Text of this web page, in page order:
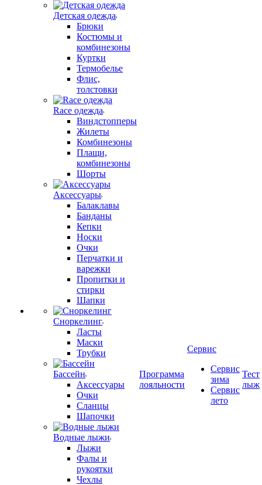
Детская одежда
Брюки
Костюмы и
комбинезоны
Куртки
Термобелье
Флис,
толстовки
Race одежда
Виндстопперы
Жилеты
Комбинезоны
Плащи,
комбинезоны
Шорты
Аксессуары
Балаклавы
Банданы
Кепки
Носки
Очки
Перчатки и
варежки
Пропитки и
стирки
Шапки
Сноркелинг
Ласты
Маски
Трубки
Бассейн
Аксессуары
Очки
Сланцы
Шапочки
Водные лыжи
Лыжи
Фалы и
рукоятки
Чехлы
Программа
лояльности
Сервис
Сервис
зима
Сервис
лето
Тест
лыж